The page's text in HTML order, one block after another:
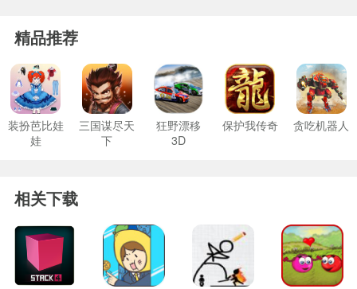
精品推荐
装扮芭比娃
娃
三国谋尽天
下
狂野漂移
3D
保护我传奇 贪吃机器人
相关下载